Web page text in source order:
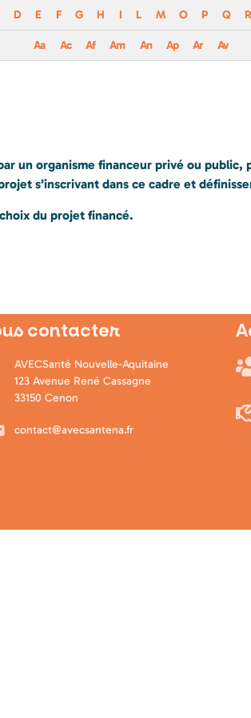
D E F G H I L M O P Q R
Aa Ac Af Am An Ap Ar Av
un organisme financeur privé ou
s’inscrivant dans ce cadre et
du projet financé.
contacter
AVECSanté Nouvelle-Aquitaine
123 Avenue René Cassagne
33150 Cenon
contact@avecsantena.fr